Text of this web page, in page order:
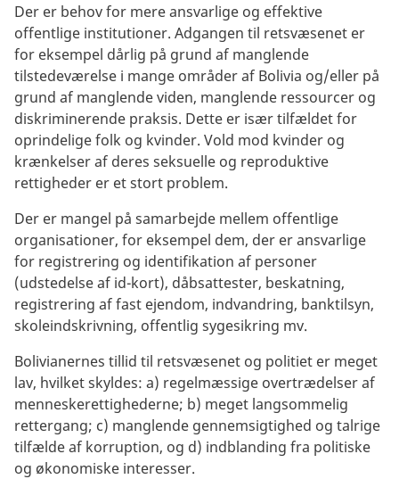
Der er behov for mere ansvarlige og effektive
offentlige institutioner. Adgangen til retsvæsenet er
for eksempel dårlig på grund af manglende
tilstedeværelse i mange områder af Bolivia og/eller på
grund af manglende viden, manglende ressourcer og
diskriminerende praksis. Dette er især tilfældet for
oprindelige folk og kvinder. Vold mod kvinder og
krænkelser af deres seksuelle og reproduktive
rettigheder er et stort problem.
Der er mangel på samarbejde mellem offentlige
organisationer, for eksempel dem, der er ansvarlige
for registrering og identifikation af personer
(udstedelse af id-kort), dåbsattester, beskatning,
registrering af fast ejendom, indvandring, banktilsyn,
skoleindskrivning, offentlig sygesikring mv.
Bolivianernes tillid til retsvæsenet og politiet er meget
lav, hvilket skyldes: a) regelmæssige overtrædelser af
menneskerettighederne; b) meget langsommelig
rettergang; c) manglende gennemsigtighed og talrige
tilfælde af korruption, og d) indblanding fra politiske
og økonomiske interesser.